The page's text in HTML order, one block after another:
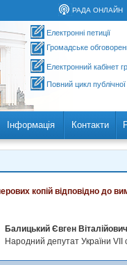
РАДА ОНЛАЙН
Електронні петиції
Громадське
Електронний кабінет
Повний цикл публічної
Інформація Контакти
копій відповідно до
Балицький Євген Віталійович
Народний депутат України VII